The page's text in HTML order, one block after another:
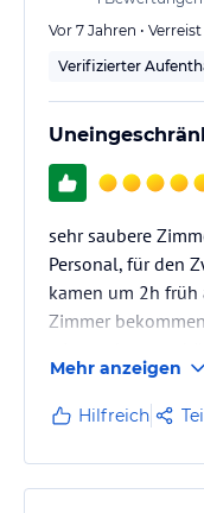
Vor 7 Jahren •
Verifizierter
sehr saubere
Personal, für den
kamen um 2h
Zimmer
Mehr anzeigen
Hilfreich